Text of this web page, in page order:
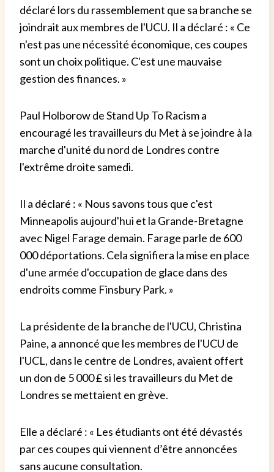
déclaré lors du rassemblement que sa branche se
joindrait aux membres de l'UCU. Il a déclaré : « Ce
n'est pas une nécessité économique, ces coupes
sont un choix politique. C'est une mauvaise
gestion des finances. »
Paul Holborow de Stand Up To Racism a
encouragé les travailleurs du Met à se joindre à la
marche d'unité du nord de Londres contre
l'extrême droite samedi.
Il a déclaré : « Nous savons tous que c'est
Minneapolis aujourd'hui et la Grande-Bretagne
avec Nigel Farage demain. Farage parle de 600
000 déportations. Cela signifiera la mise en place
d'une armée d'occupation de glace dans des
endroits comme Finsbury Park. »
La présidente de la branche de l'UCU, Christina
Paine, a annoncé que les membres de l'UCU de
l'UCL, dans le centre de Londres, avaient offert
un don de 5 000 £ si les travailleurs du Met de
Londres se mettaient en grève.
Elle a déclaré : « Les étudiants ont été dévastés
par ces coupes qui viennent d’être annoncées
sans aucune consultation.